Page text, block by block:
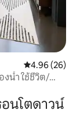
คะแนนเฉลี่ย
4.96 (26)
น้ำ ใช้ชีวิต/
อนโตดาวน์